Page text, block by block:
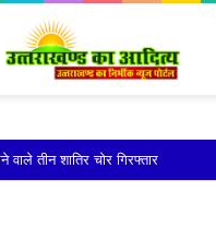
दरकने लगी जमीन, 10 परिवारों ने छोड़े घर